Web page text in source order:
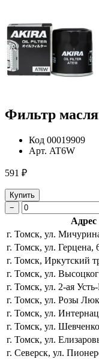
Фильтр
Код 00019909
Арт. AT6W
591 ₽
Купить
−
Адрес
г. Томск, ул.
г. Томск, ул. Герцена,
г. Томск, Иркутский
г. Томск, ул.
г. Томск, ул. 2-ая
г. Томск, ул. Розы
г. Томск, ул.
г. Томск, ул.
г. Томск, ул.
г. Северск, ул.